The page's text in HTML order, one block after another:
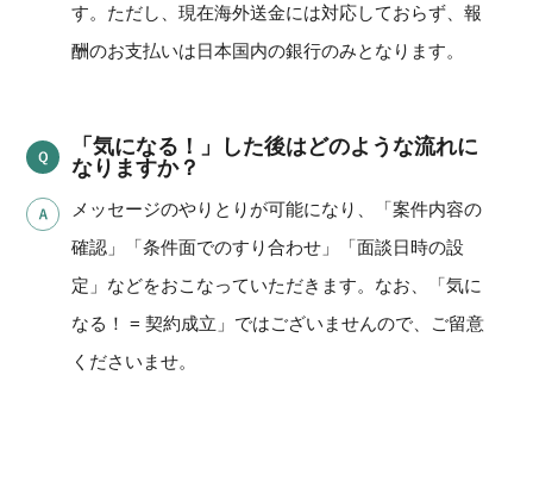
す。ただし、現在海外送金には対応しておらず、報
酬のお支払いは日本国内の銀行のみとなります。
「気になる！」した後はどのような流れに
なりますか？
メッセージのやりとりが可能になり、「案件内容の
確認」「条件面でのすり合わせ」「面談日時の設
定」などをおこなっていただきます。なお、「気に
なる！ = 契約成立」ではございませんので、ご留意
くださいませ。